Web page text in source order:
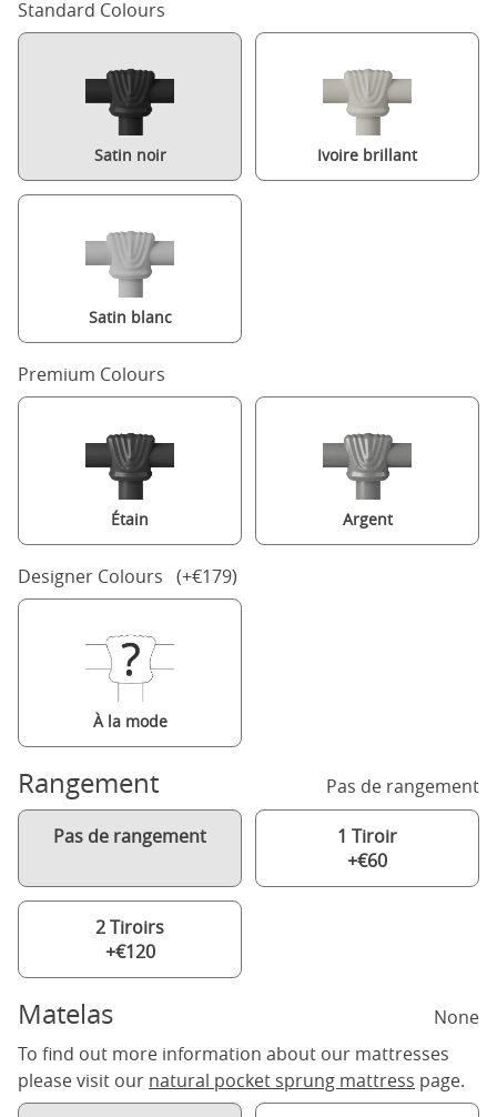
Standard Colours
Satin noir Ivoire brillant
Satin blanc
Premium Colours
Étain Argent
Designer Colours (+€179)
À la mode
Rangement Pas de rangement
Pas de rangement
1 Tiroir
+€60
2 Tiroirs
+€120
Matelas
None
To find out more information about our mattresses
please visit our natural pocket sprung mattress page.